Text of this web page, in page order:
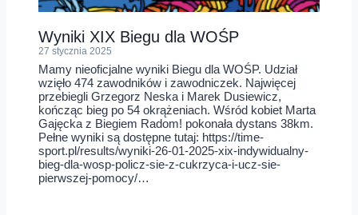
Wyniki XIX Biegu dla WOŚP
27 stycznia 2025
Mamy nieoficjalne wyniki Biegu dla WOŚP. Udział
wzięło 474 zawodników i zawodniczek. Najwięcej
przebiegli Grzegorz Neska i Marek Dusiewicz,
kończąc bieg po 54 okrążeniach. Wśród kobiet Marta
Gajęcka z Biegiem Radom! pokonała dystans 38km.
Pełne wyniki są dostępne tutaj: https://time-
sport.pl/results/wyniki-26-01-2025-xix-indywidualny-
bieg-dla-wosp-policz-sie-z-cukrzyca-i-ucz-sie-
pierwszej-pomocy/…